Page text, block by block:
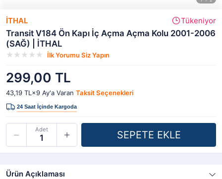
İTHAL Tükeniyor
Transit V184 Ön Kapı İç Açma Açma Kolu 2001-2006
(SAĞ) | İTHAL
İlk Yorumu Siz Yapın
299,00 TL
43,19 TL×9 Ay'a Varan Taksit Seçenekleri
Adet
Ürün Açıklaması